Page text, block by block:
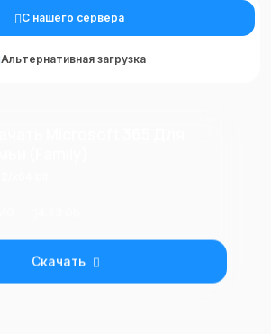
С нашего сервера
Альтернативная загрузка
Скачать